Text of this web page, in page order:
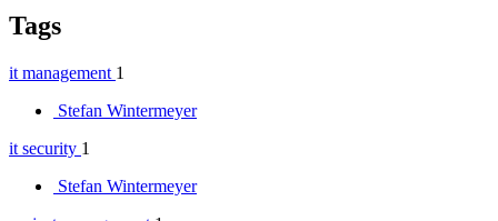
Tags
it management 1
Stefan Wintermeyer
it security 1
Stefan Wintermeyer